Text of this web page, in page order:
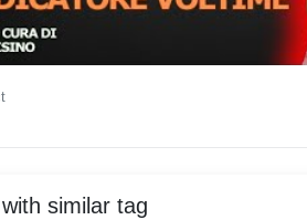
similar tag